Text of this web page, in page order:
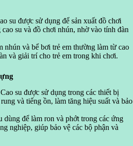
su được sử dụng để sản xuất đồ chơi
su và đồ chơi nhún, nhờ vào tính đàn
nhún và bể bơi trẻ em thường làm từ cao
và giải trí cho trẻ em trong khi chơi.
Cao su được sử dụng trong các thiết bị
và tiếng ồn, làm tăng hiệu suất và bảo
dùng để làm ron và phớt trong các ứng
nghiệp, giúp bảo vệ các bộ phận và